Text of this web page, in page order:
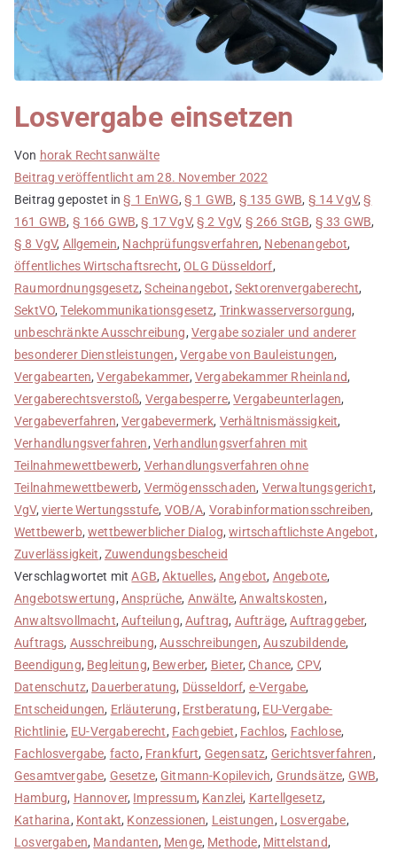
Losvergabe einsetzen
Von horak Rechtsanwälte
Beitrag veröffentlicht am28. November 2022
Beitrag gepostet in§ 1 EnWG,§ 1 GWB, § 135 GWB, § 14 VgV,§
161 GWB, § 166 GWB,§ 17 VgV,§ 2 VgV, § 266 StGB, § 33 GWB,
§ 8 VgV, Allgemein, Nachprüfungsverfahren, Nebenangebot,
öffentliches Wirtschaftsrecht,OLG Düsseldorf,
Raumordnungsgesetz,Scheinangebot, Sektorenvergaberecht,
SektVO,Telekommunikationsgesetz, Trinkwasserversorgung,
unbeschränkte Ausschreibung, Vergabe sozialer und anderer
besonderer Dienstleistungen, Vergabe von Bauleistungen,
Vergabearten,Vergabekammer, Vergabekammer Rheinland,
Vergaberechtsverstoß, Vergabesperre,Vergabeunterlagen,
Vergabeverfahren,Vergabevermerk, Verhältnismässigkeit,
Verhandlungsverfahren, Verhandlungsverfahren mit
Teilnahmewettbewerb, Verhandlungsverfahren ohne
Teilnahmewettbewerb, Vermögensschaden, Verwaltungsgericht,
VgV, vierte Wertungsstufe, VOB/A, Vorabinformationsschreiben,
Wettbewerb,wettbewerblicher Dialog,wirtschaftlichste Angebot,
Zuverlässigkeit, Zuwendungsbescheid
Verschlagwortet mitAGB,Aktuelles,Angebot, Angebote,
Angebotswertung, Ansprüche, Anwälte,Anwaltskosten,
Anwaltsvollmacht,Aufteilung,Auftrag, Aufträge,Auftraggeber,
Auftrags, Ausschreibung,Ausschreibungen,Auszubildende,
Beendigung, Begleitung, Bewerber, Bieter,Chance, CPV,
Datenschutz, Dauerberatung, Düsseldorf, e-Vergabe,
Entscheidungen, Erläuterung, Erstberatung, EU-Vergabe-
Richtlinie, EU-Vergaberecht, Fachgebiet, Fachlos, Fachlose,
Fachlosvergabe, facto, Frankfurt, Gegensatz, Gerichtsverfahren,
Gesamtvergabe, Gesetze, Gitmann-Kopilevich, Grundsätze, GWB,
Hamburg, Hannover, Impressum, Kanzlei, Kartellgesetz,
Katharina, Kontakt, Konzessionen, Leistungen, Losvergabe,
Losvergaben, Mandanten, Menge, Methode, Mittelstand,